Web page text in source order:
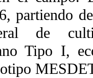
partiendo
de
Tipo I,